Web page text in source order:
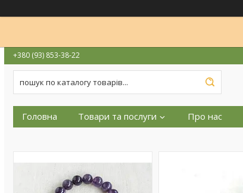
+380 (93) 853-38-22
Головна Товари та послуги Про нас